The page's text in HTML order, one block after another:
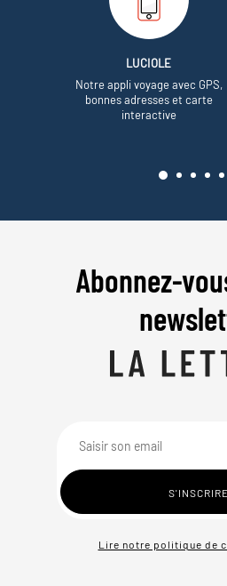
LUCIOLE
Notre appli voyage avec GPS,
bonnes adresses et carte
interactive
Abonnez-
Lire notre politique de